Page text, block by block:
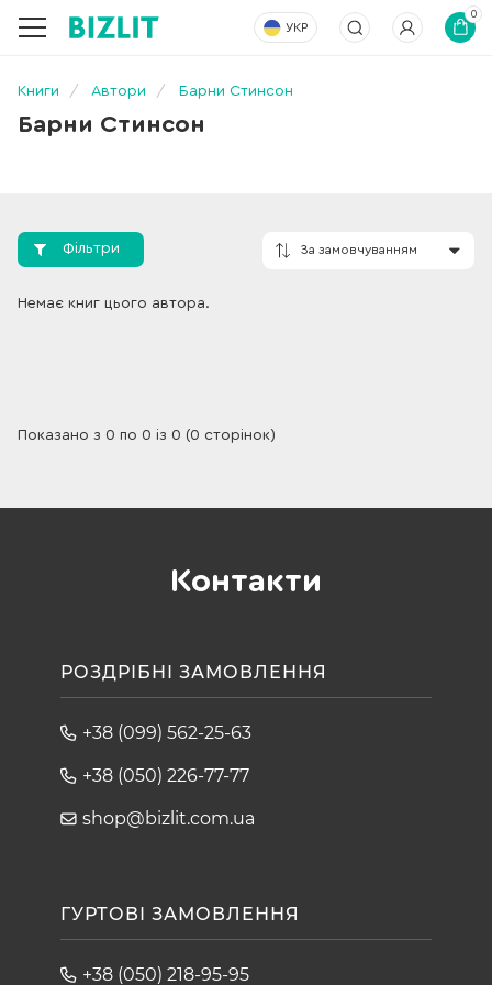
УКР
0
Книги Автори Барни Стинсон
Барни Стинсон
Фільтри
Немає книг цього автора.
Показано з 0 по 0 із 0 (0 сторінок)
Контакти
РОЗДРІБНІ ЗАМОВЛЕННЯ
+38 (099) 562-25-63
+38 (050) 226-77-77
shop@bizlit.com.ua
ГУРТОВІ ЗАМОВЛЕННЯ
+38 (050) 218-95-95